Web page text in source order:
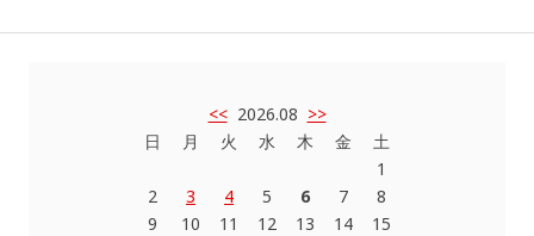
<<2026.08 >>
日
2
9
月
3
10
火
4
11
水
5
12
木
6
13
金
7
14
土
1
8
15